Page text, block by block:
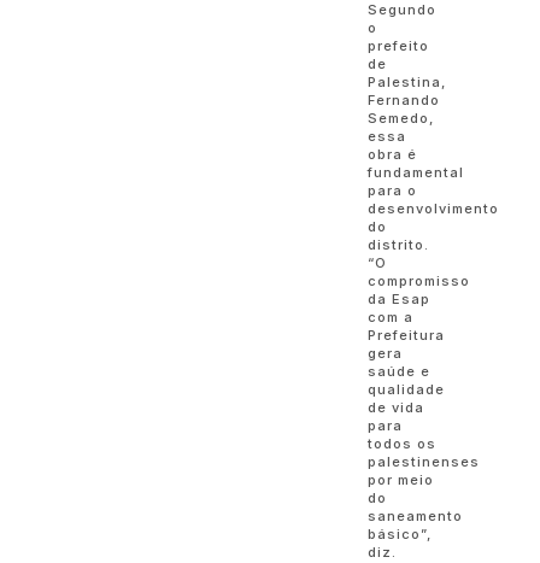
Segundo
o
prefeito
de
Palestina,
Fernando
Semedo,
essa
obra é
fundamental
para o
desenvolvimento
do
distrito.
“O
compromisso
da Esap
com a
Prefeitura
gera
saúde e
qualidade
de vida
para
todos os
palestinenses
por meio
do
saneamento
básico”,
diz.